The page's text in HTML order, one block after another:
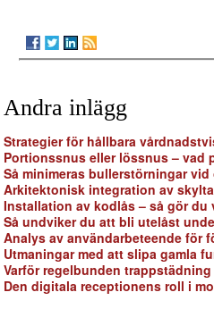
Andra inlägg
Strategier för hållbara
Portionssnus eller lössnus – vad
Så minimeras bullerstörningar
Arkitektonisk integration av
Installation av kodlås – så gör du
Så undviker du att bli utelåst
Analys av användarbeteende för
Utmaningar med att slipa gamla
Varför regelbunden
Den digitala receptionens roll i